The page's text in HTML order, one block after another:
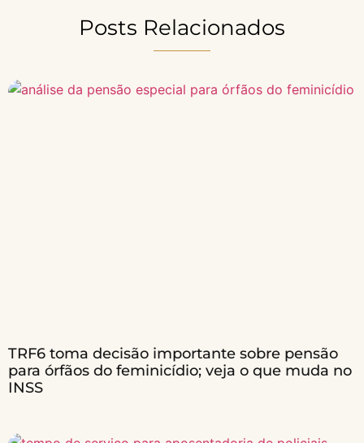
Posts Relacionados
TRF6 toma decisão importante sobre pensão
para órfãos do feminicídio; veja o que muda no
INSS